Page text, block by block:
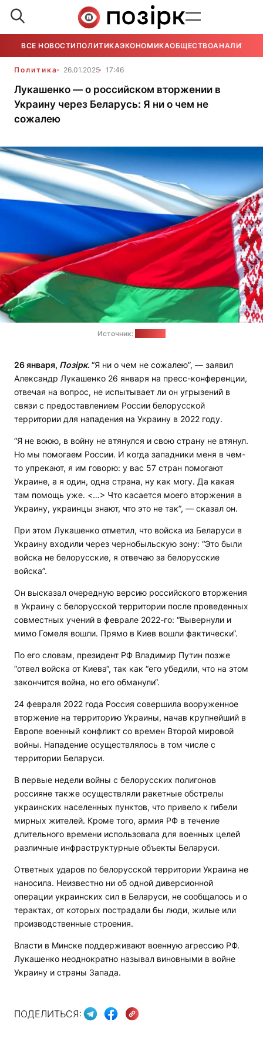
ВСЕ НОВОСТИ ПОЛИТИКАЭКОНОМИКАОБЩЕСТВОАНАЛИТИКА
Политика 26.01.2025 17:46
Лукашенко — о российском вторжении в
Украину через Беларусь: Я ни о чем не
сожалею
Источник:
26 января, Позірк. “Я ни о чем не сожалею”, — заявил
Александр Лукашенко 26 января на пресс-конференции,
отвечая на вопрос, не испытывает ли он угрызений в
связи с предоставлением России белорусской
территории для нападения на Украину в 2022 году.
“Я не воюю, в войну не втянулся и свою страну не втянул.
Но мы помогаем России. И когда западники меня в чем-
то упрекают, я им говорю: у вас 57 стран помогают
Украине, а я один, одна страна, ну как могу. Да какая
там помощь уже. <…> Что касается моего вторжения в
Украину, украинцы знают, что это не так”, — сказал он.
При этом Лукашенко отметил, что войска из Беларуси в
Украину входили через чернобыльскую зону: “Это были
войска не белорусские, я отвечаю за белорусские
войска”.
Он высказал очередную версию российского вторжения
в Украину с белорусской территории после проведенных
совместных учений в феврале 2022-го: “Вывернули и
мимо Гомеля вошли. Прямо в Киев вошли фактически“.
По его словам, президент РФ Владимир Путин позже
“отвел войска от Киева“, так как “его убедили, что на этом
закончится война, но его обманули“.
24 февраля 2022 года Россия совершила вооруженное
вторжение на территорию Украины, начав крупнейший в
Европе военный конфликт со времен Второй мировой
войны. Нападение осуществлялось в том числе с
территории Беларуси.
В первые недели войны с белорусских полигонов
россияне также осуществляли ракетные обстрелы
украинских населенных пунктов, что привело к гибели
мирных жителей. Кроме того, армия РФ в течение
длительного времени использовала для военных целей
различные инфраструктурные объекты Беларуси.
Ответных ударов по белорусской территории Украина не
наносила. Неизвестно ни об одной диверсионной
операции украинских сил в Беларуси, не сообщалось и о
терактах, от которых пострадали бы люди, жилые или
производственные строения.
Власти в Минске поддерживают военную агрессию РФ.
Лукашенко неоднократно называл виновными в войне
Украину и страны Запада.
ПОДЕЛИТЬСЯ: